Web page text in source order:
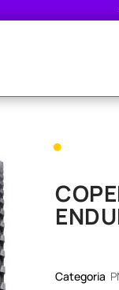
-
•
Categoria